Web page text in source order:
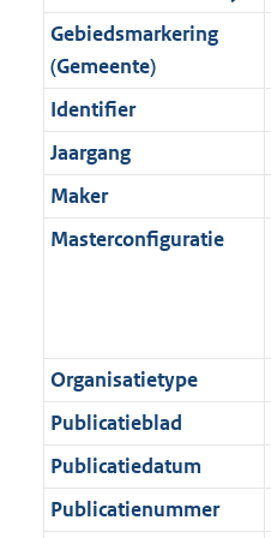
o
m
a
a
t
f
r
m
a
a
t
n
o
r
m
a
a
t
i
f
o
r
m
a
a
b
Gebiedsmarkering
(Gemeente)
Identifier
Jaargang
Maker
Masterconfiguratie
Organisatietype
Publicatieblad
Publicatiedatum
Publicatienummer